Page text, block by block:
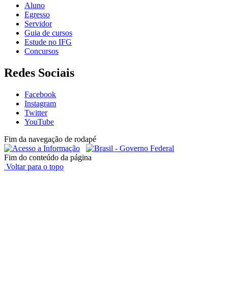
Aluno
Egresso
Servidor
Guia de cursos
Estude no IFG
Concursos
Redes Sociais
Facebook
Instagram
Twitter
YouTube
Fim da navegação de rodapé
Fim do conteúdo da página
Voltar para o topo